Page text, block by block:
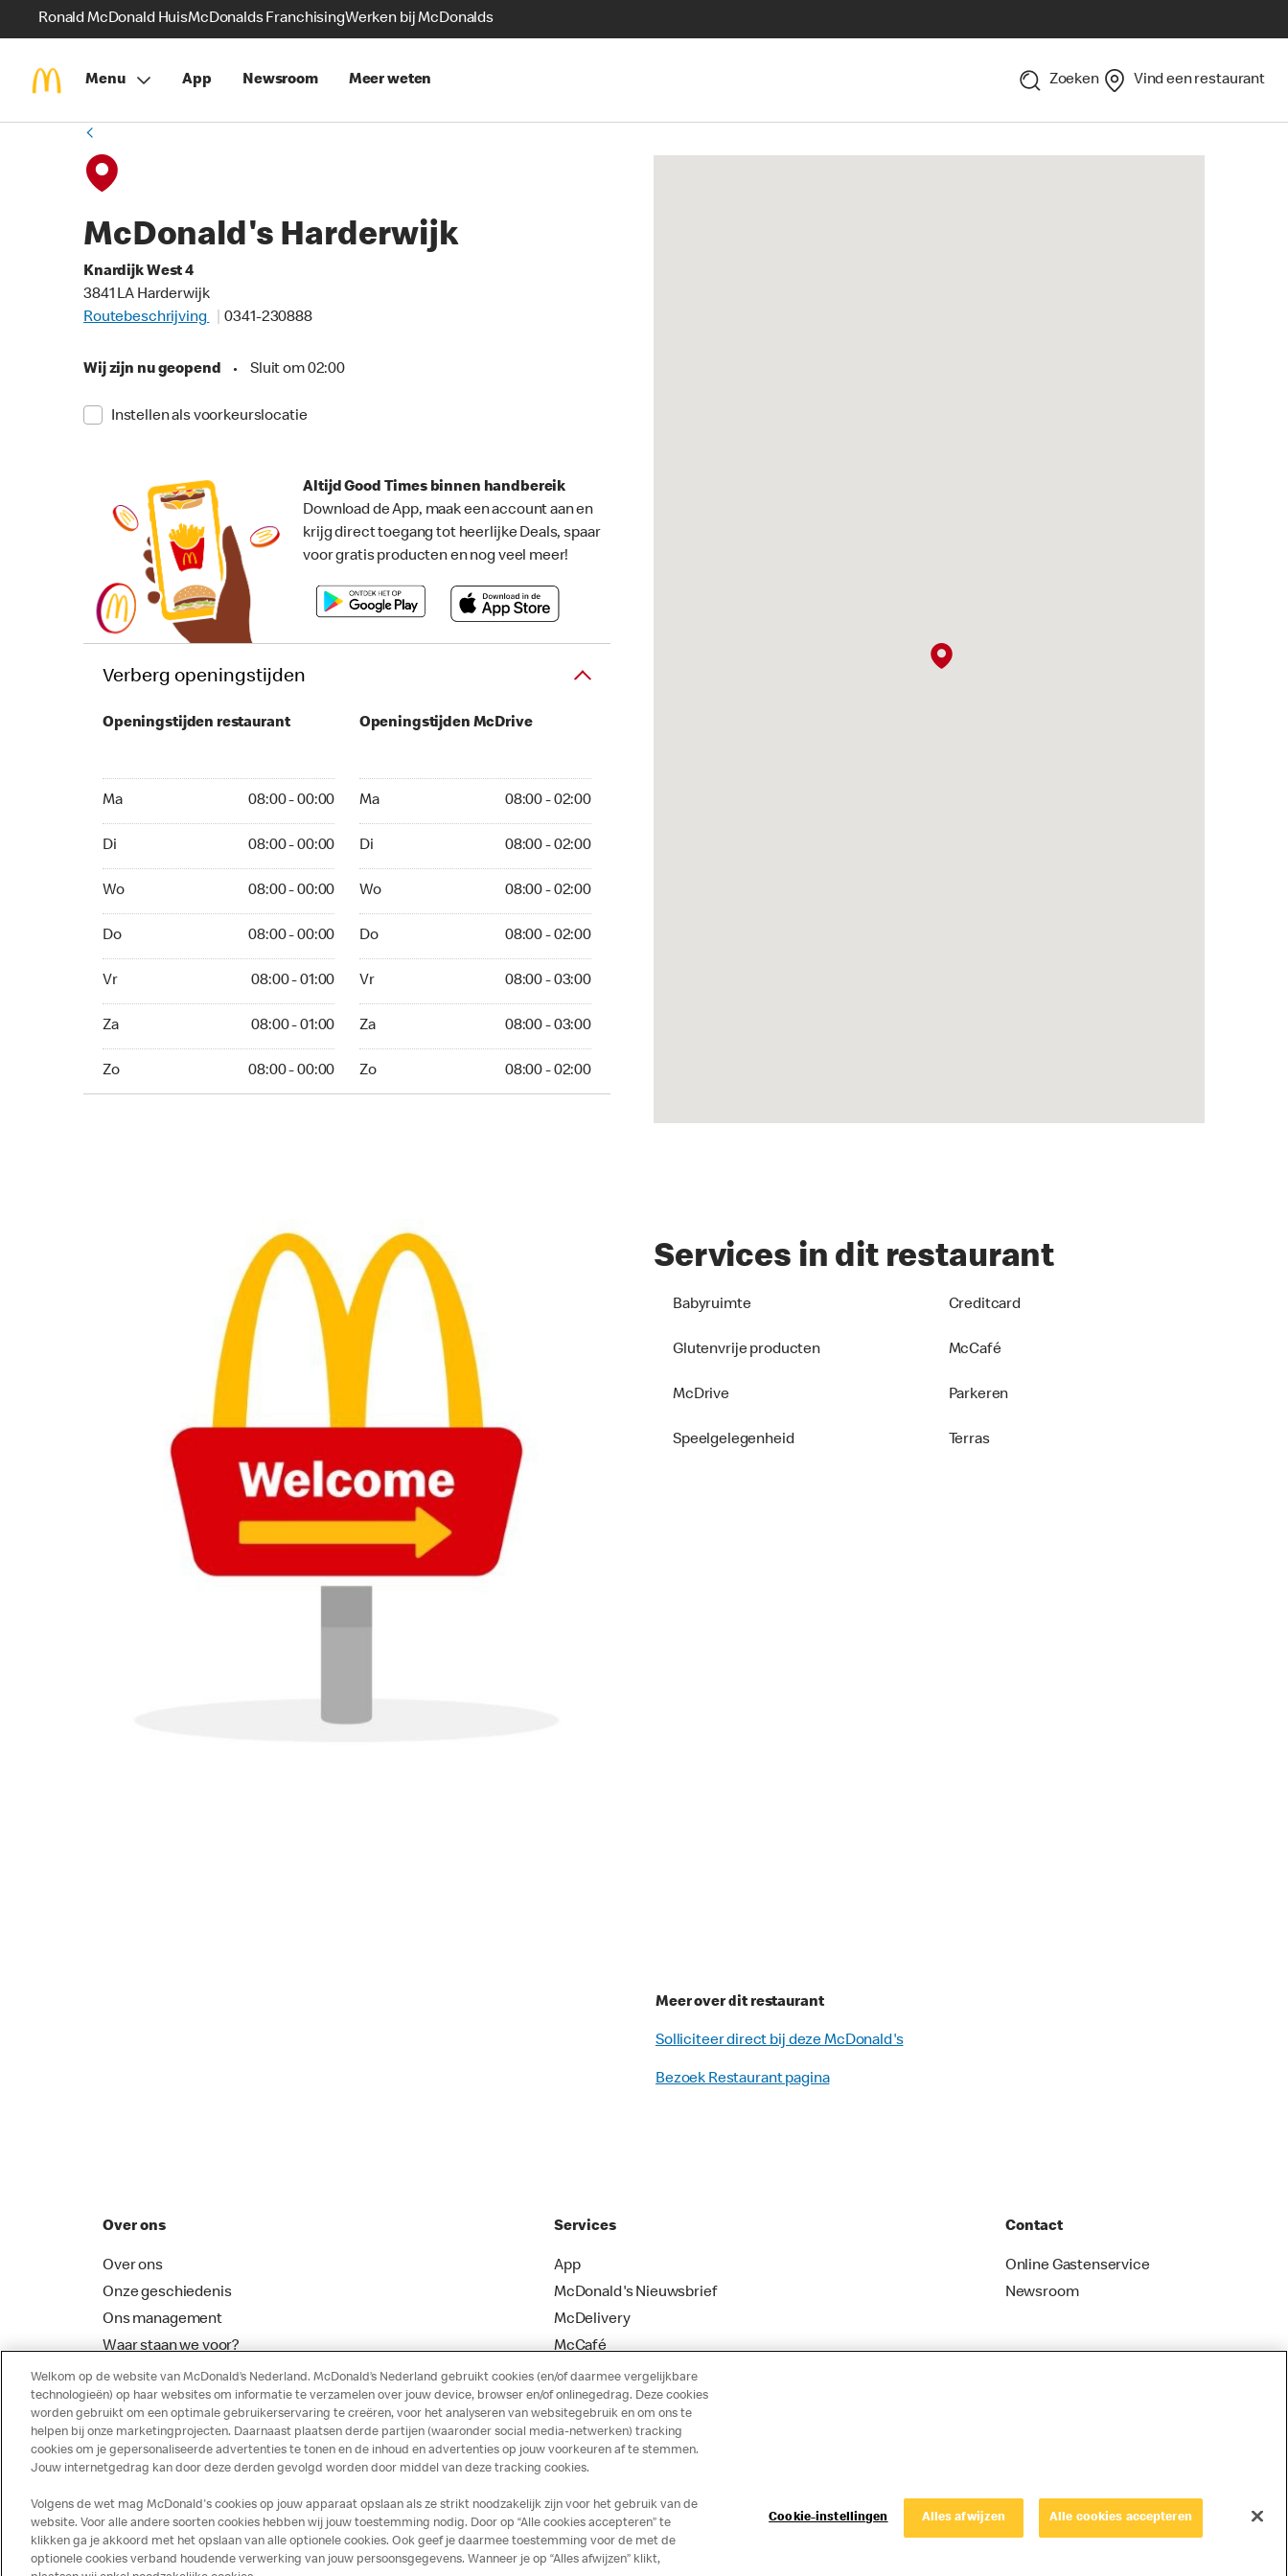
Ronald McDonald HuisMcDonalds FranchisingWerken bij McDonalds
Menu App Newsroom Meer weten Zoeken Vind een restaurant
McDonald's Harderwijk
Knardijk West 4
3841 LA Harderwijk
Routebeschrijving
0341-230888
Wij zijn nu geopend • Sluit om 02:00
Instellen als voorkeurslocatie
Altijd Good Times binnen handbereik
Download de App, maak een account aan en
krijg direct toegang tot heerlijke Deals, spaar
voor gratis producten en nog veel meer!
Verberg openingstijden
Openingstijden restaurant
Ma 08:00 - 00:00
Di 08:00 - 00:00
Wo 08:00 - 00:00
Do 08:00 - 00:00
Vr 08:00 - 01:00
Za 08:00 - 01:00
Zo 08:00 - 00:00
Openingstijden McDrive
Ma 08:00 - 02:00
Di 08:00 - 02:00
Wo 08:00 - 02:00
Do 08:00 - 02:00
Vr 08:00 - 03:00
Za 08:00 - 03:00
Zo 08:00 - 02:00
Services in dit restaurant
Babyruimte Creditcard
Glutenvrije producten McCafé
McDrive Parkeren
Speelgelegenheid Terras
Meer over dit restaurant
Solliciteer direct bij deze McDonald's
Bezoek Restaurant pagina
Over ons
Over ons
Onze geschiedenis
Ons management
Waar staan we voor?
McDonalds Franchising
Services
App
McDonald's Nieuwsbrief
McDelivery
McCafé
Contact
Online Gastenservice
Newsroom
Disclaimer Privacy Cookies
Welkom op de website van McDonald’s Nederland. McDonald’s Nederland gebruikt cookies (en/of daarmee vergelijkbare
technologieën) op haar websites om informatie te verzamelen over jouw device, browser en/of onlinegedrag. Deze cookies
worden gebruikt om een optimale gebruikerservaring te creëren, voor het analyseren van websitegebruik en om ons te
helpen bij onze marketingprojecten. Daarnaast plaatsen derde partijen (waaronder social media-netwerken) tracking
cookies om je gepersonaliseerde advertenties te tonen en de inhoud en advertenties op jouw voorkeuren af te stemmen.
Jouw internetgedrag kan door deze derden gevolgd worden door middel van deze tracking cookies.
Volgens de wet mag McDonald's cookies op jouw apparaat opslaan als ze strikt noodzakelijk zijn voor het gebruik van de
website. Voor alle andere soorten cookies hebben wij jouw toestemming nodig. Door op “Alle cookies accepteren” te
klikken ga je akkoord met het opslaan van alle optionele cookies. Ook geef je daarmee toestemming voor de met de
optionele cookies verband houdende verwerking van jouw persoonsgegevens. Wanneer je op “Alles afwijzen” klikt,
Cookie-instellingen Alles afwijzen Alle cookies accepteren